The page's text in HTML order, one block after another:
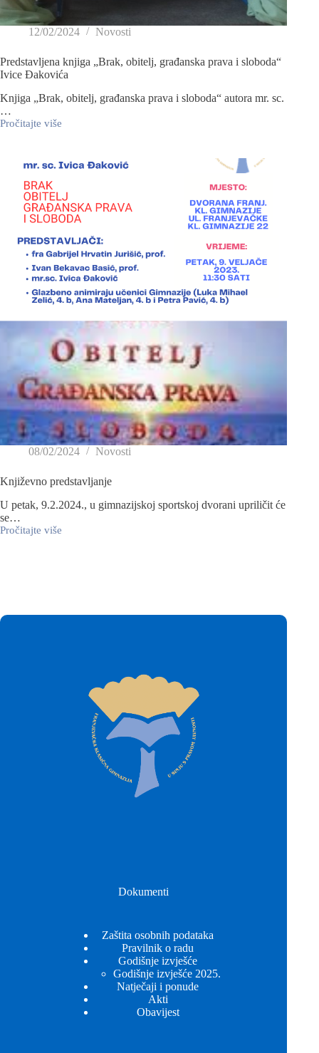
12/02/2024 Novosti
Predstavljena knjiga „Brak, obitelj, građanska prava i sloboda“
Ivice Đakovića
Knjiga „Brak, obitelj, građanska prava i sloboda“ autora mr. sc.
…
Pročitajte više
08/02/2024 Novosti
Književno predstavljanje
U petak, 9.2.2024., u gimnazijskoj sportskoj dvorani upriličit će
se…
Pročitajte više
Dokumenti
Zaštita osobnih podataka
Pravilnik o radu
Godišnje izvješće
Godišnje izvješće 2025.
Natječaji i ponude
Akti
Obavijest